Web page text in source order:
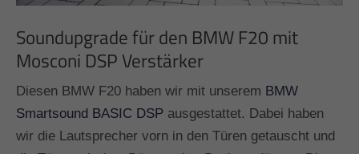
Soundupgrade für den BMW F20 mit
Mosconi DSP Verstärker
Diesen BMW F20 haben wir mit unserem BMW
Smartsound BASIC DSP ausgestattet. Dabei haben
wir die Lautsprecher vorn in den Türen getauscht und